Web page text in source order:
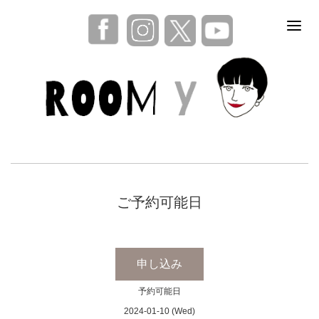
ご予約可能日
申し込み
予約可能日
2024-01-10 (Wed)